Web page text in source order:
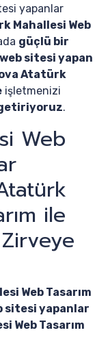
yapanlar
Mahallesi Web
güçlü bir
sitesi yapan
Atatürk
işletmenizi
getiriyoruz.
Web
ile
Web Tasarım
sitesi yapanlar
Web Tasarım